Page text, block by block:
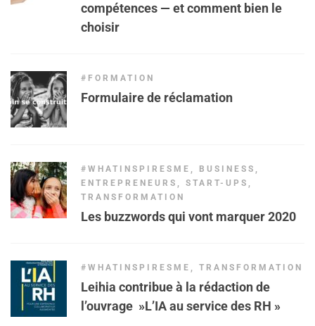
compétences — et comment bien le
choisir
#FORMATION
Formulaire de réclamation
#WHATINSPIRESME , BUSINESS ,
ENTREPRENEURS , START-UPS ,
TRANSFORMATION
Les buzzwords qui vont marquer 2020
#WHATINSPIRESME , TRANSFORMATION
Leihia contribue à la rédaction de
l’ouvrage »L’IA au service des RH »